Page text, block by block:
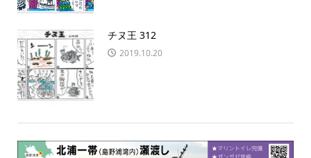
チヌ王 312
2019.10.20